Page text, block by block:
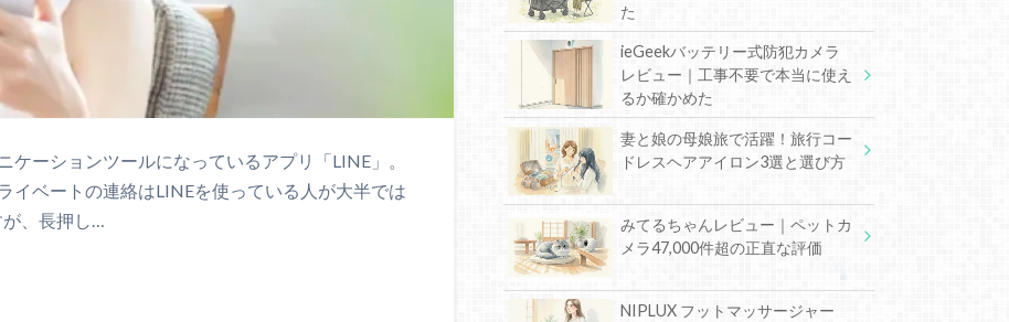
ーションツールになっているアプリ「LINE」。
イベートの連絡はLINEを使っている人が大半では
が、長押し…
た
ieGeekバッテリー式防犯カメラ
レビュー｜工事不要で本当に使え
るか確かめた
妻と娘の母娘旅で活躍！旅行コー
ドレスヘアアイロン3選と選び方
みてるちゃんレビュー｜ペットカ
メラ47,000件超の正直な評価
NIPLUX フットマッサージャー